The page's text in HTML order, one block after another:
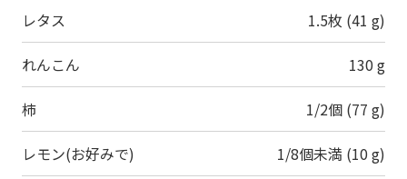
レタス 1.5枚 (41 g)
れんこん 130 g
柿 1/2個 (77 g)
レモン(お好みで) 1/8個未満 (10 g)